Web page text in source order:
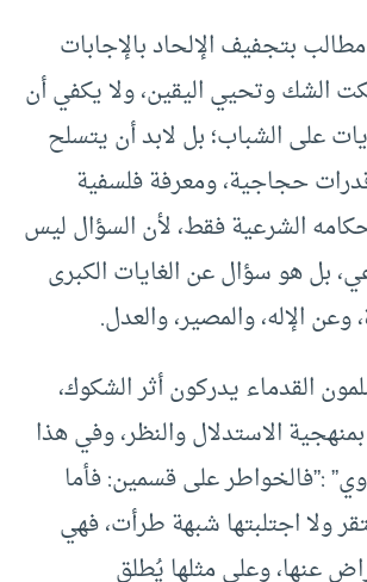
بتجفيف الإلحاد بالإجابات
الشك وتحيي اليقين، ولا يكفي أن
على الشباب؛ بل لابد أن يتسلح
حجاجية، ومعرفة فلسفية
الشرعية فقط، لأن السؤال ليس
بل هو سؤال عن الغايات الكبرى
وعن الإله، والمصير، والعدل.
القدماء يدركون أثر الشكوك،
الاستدلال والنظر، وفي هذا
:”فالخواطر على قسمين: فأما
ولا اجتلبتها شبهة طرأت، فهي
عنها، وعلى مثلها يُطلق